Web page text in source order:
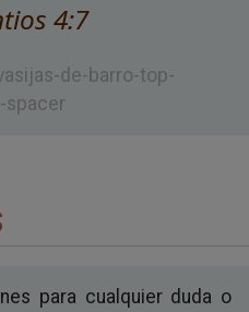
4:7
para cualquier duda o